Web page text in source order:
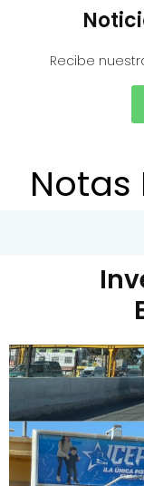
Recibe
Notas